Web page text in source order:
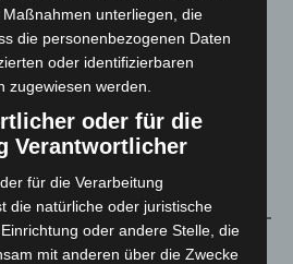
unterliegen, die
die personenbezogenen Daten
oder identifizierbaren
zugewiesen werden.
oder für die
Verantwortlicher
für die Verarbeitung
die natürliche oder juristische
oder andere Stelle, die
mit anderen über die Zwecke